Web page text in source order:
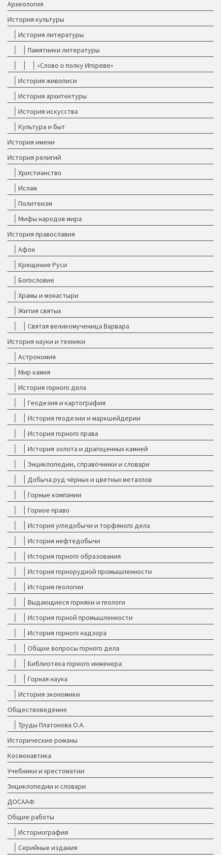
Археология
История культуры
История литературы
Памятники литературы
«Слово о полку Игореве»
История живописи
История архитектуры
История искусства
Культура и быт
История имени
История религий
Христианство
Ислам
Политеизм
Мифы народов мира
История православия
Афон
Крещение Руси
Богословие
Храмы и монастыри
Жития святых
Святая великомученица Варвара
История науки и техники
Астрономия
Мир камня
История горного дела
Геодезия и картография
История геодезии и маркшейдерии
История горного права
История золота и драгоценных камней
Энциклопедии, справочники и словари
Добыча руд чёрных и цветных металлов
Горные компании
Горное право
История угледобычи и торфяного дела
История нефтедобычи
История горного образования
История горнорудной промышленности
История геологии
Выдающиеся горняки и геологи
История горной промышленности
История горного надзора
Общие вопросы горного дела
Библиотека горного инженера
Горная наука
История экономики
Обществоведение
Труды Платонова О.А.
Исторические романы
Космонавтика
Учебники и хрестоматии
Энциклопедии и словари
ДОСААФ
Общие работы
Историография
Серийные издания